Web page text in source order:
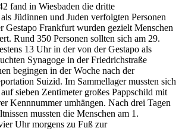
fand in Wiesbaden die dritte
Jüdinnen und Juden verfolgten Personen
Gestapo Frankfurt wurden gezielt Menschen
Rund 350 Personen sollten sich am 29.
13 Uhr in der von der Gestapo als
Synagoge in der Friedrichstraße
begingen in der Woche nach der
Suizid. Im Sammellager mussten sich
sieben Zentimeter großes Pappschild mit
Kennnummer umhängen. Nach drei Tagen
mussten die Menschen am 1.
Uhr morgens zu Fuß zur